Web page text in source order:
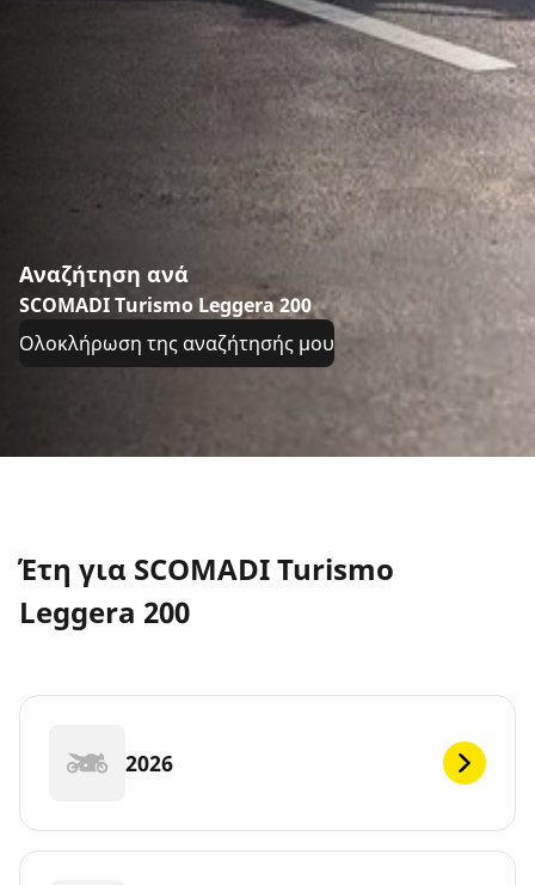
Αναζήτηση ανά
SCOMADI Turismo Leggera 200
Ολοκλήρωση της αναζήτησής μου
Έτη για SCOMADI Turismo
Leggera 200
2026